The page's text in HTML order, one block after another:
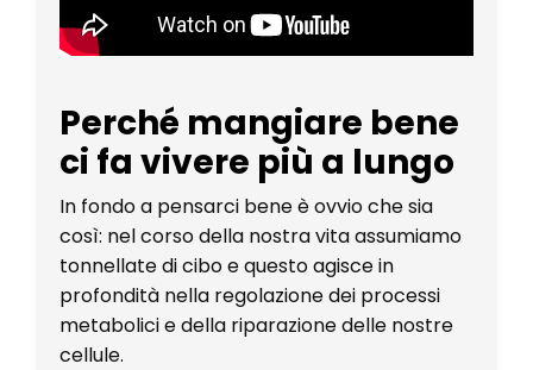
Perché mangiare bene
ci fa vivere più a lungo
In fondo a pensarci bene è ovvio che sia
così: nel corso della nostra vita assumiamo
tonnellate di cibo e questo agisce in
profondità nella regolazione dei processi
metabolici e della riparazione delle nostre
cellule.